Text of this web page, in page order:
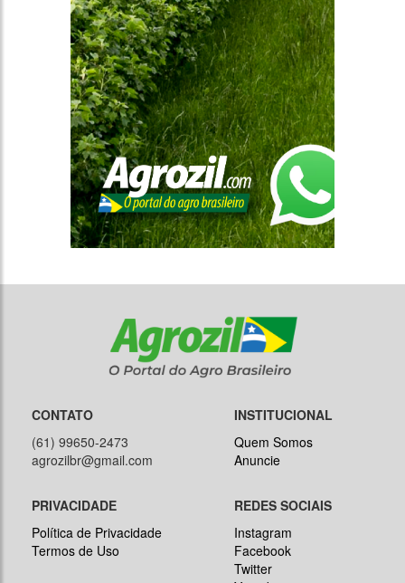
CONTATO
(61) 99650-2473
agrozilbr@gmail.com
INSTITUCIONAL
Quem Somos
Anuncie
PRIVACIDADE
Política de Privacidade
Termos de Uso
REDES SOCIAIS
Instagram
Facebook
Twitter